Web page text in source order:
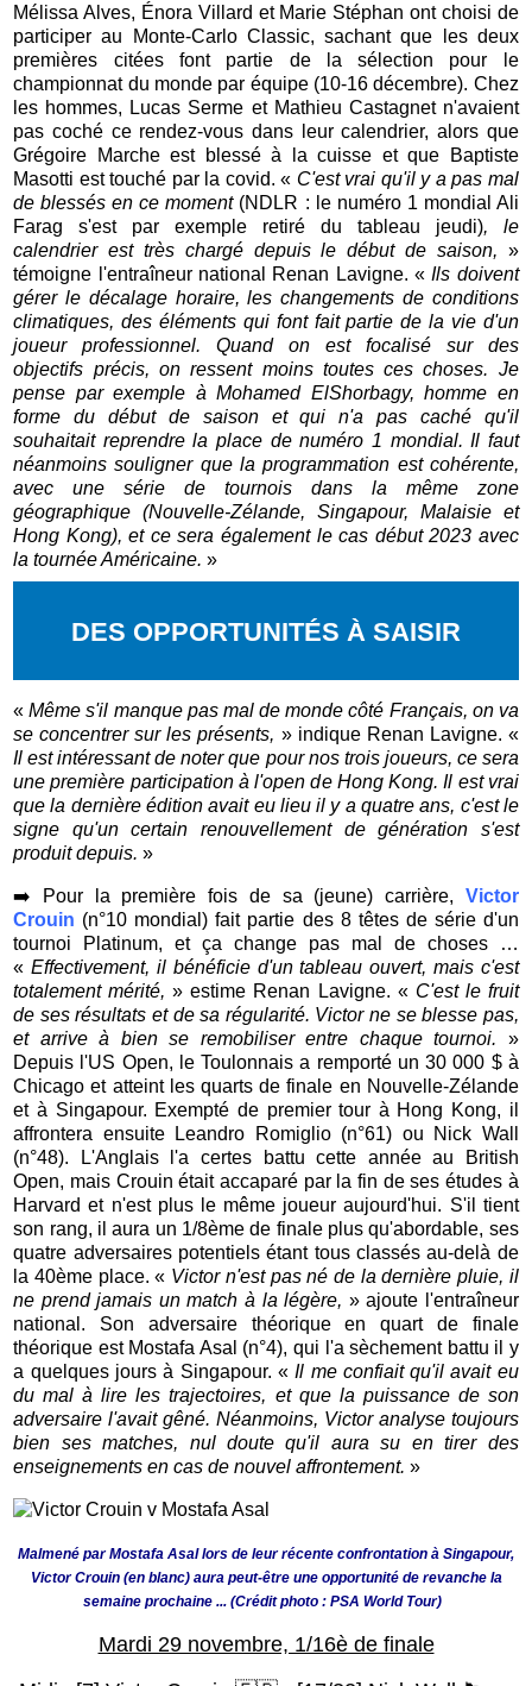
Mélissa Alves, Énora Villard et Marie Stéphan ont choisi de
participer au Monte-Carlo Classic, sachant que les deux
premières citées font partie de la sélection pour le
championnat du monde par équipe (10-16 décembre). Chez
les hommes, Lucas Serme et Mathieu Castagnet n'avaient
pas coché ce rendez-vous dans leur calendrier, alors que
Grégoire Marche est blessé à la cuisse et que Baptiste
Masotti est touché par la covid. « C'est vrai qu'il y a pas mal
de blessés en ce moment (NDLR : le numéro 1 mondial Ali
Farag s'est par exemple retiré du tableau jeudi), le
calendrier est très chargé depuis le début de saison, »
témoigne l'entraîneur national Renan Lavigne. «Ils doivent
gérer le décalage horaire, les changements de conditions
climatiques, des éléments qui font fait partie de la vie d'un
joueur professionnel. Quand on est focalisé sur des
objectifs précis, on ressent moins toutes ces choses. Je
pense par exemple à Mohamed ElShorbagy, homme en
forme du début de saison et qui n'a pas caché qu'il
souhaitait reprendre la place de numéro 1 mondial. Il faut
néanmoins souligner que la programmation est cohérente,
avec une série de tournois dans la même zone
géographique (Nouvelle-Zélande, Singapour, Malaisie et
Hong Kong), et ce sera également le cas début 2023 avec
la tournée Américaine. »
DES OPPORTUNITÉS À SAISIR
«Même s'il manque pas mal de monde côté Français, on va
se concentrer sur les présents, » indique Renan Lavigne. «
Il est intéressant de noter que pour nos trois joueurs, ce sera
une première participation à l'open de Hong Kong. Il est vrai
que la dernière édition avait eu lieu il y a quatre ans, c'est le
signe qu'un certain renouvellement de génération s'est
produit depuis. »
➡️ Pour la première fois de sa (jeune) carrière, Victor
Crouin (n°10 mondial) fait partie des 8 têtes de série d'un
tournoi Platinum, et ça change pas mal de choses …
«Effectivement, il bénéficie d'un tableau ouvert, mais c'est
totalement mérité, » estime Renan Lavigne. « C'est le fruit
de ses résultats et de sa régularité. Victor ne se blesse pas,
et arrive à bien se remobiliser entre chaque tournoi. »
Depuis l'US Open, le Toulonnais a remporté un 30 000 $ à
Chicago et atteint les quarts de finale en Nouvelle-Zélande
et à Singapour. Exempté de premier tour à Hong Kong, il
affrontera ensuite Leandro Romiglio (n°61) ou Nick Wall
(n°48). L'Anglais l'a certes battu cette année au British
Open, mais Crouin était accaparé par la fin de ses études à
Harvard et n'est plus le même joueur aujourd'hui. S'il tient
son rang, il aura un 1/8ème de finale plus qu'abordable, ses
quatre adversaires potentiels étant tous classés au-delà de
la 40ème place. « Victor n'est pas né de la dernière pluie, il
ne prend jamais un match à la légère, » ajoute l'entraîneur
national. Son adversaire théorique en quart de finale
théorique est Mostafa Asal (n°4), qui l'a sèchement battu il y
a quelques jours à Singapour. «Il me confiait qu'il avait eu
du mal à lire les trajectoires, et que la puissance de son
adversaire l'avait gêné. Néanmoins, Victor analyse toujours
bien ses matches, nul doute qu'il aura su en tirer des
enseignements en cas de nouvel affrontement. »
Malmené par Mostafa Asal lors de leur récente confrontation à Singapour,
Victor Crouin (en blanc) aura peut-être une opportunité de revanche la
semaine prochaine ... (Crédit photo : PSA World Tour)
Mardi 29 novembre, 1/16è de finale